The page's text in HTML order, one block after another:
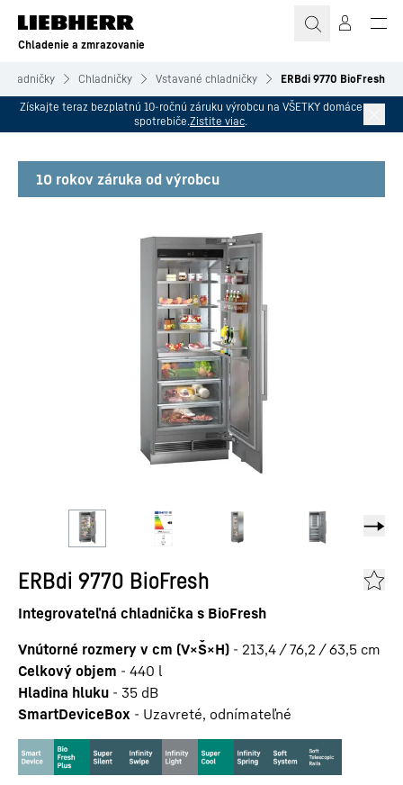
Chladenie a zmrazovanie
Chladničky Chladničky Vstavané chladničky ERBdi 9770 BioFresh
Získajte teraz bezplatnú 10-ročnú záruku výrobcu na VŠETKY domáce
spotrebiče.Zistite viac.
10 rokov záruka od výrobcu
ERBdi 9770 BioFresh
Integrovateľná chladnička s BioFresh
Vnútorné rozmery v cm (V×Š×H) - 213,4 / 76,2 / 63,5 cm
Celkový objem - 440 l
Hladina hluku - 35 dB
SmartDeviceBox - Uzavreté, odnímateľné